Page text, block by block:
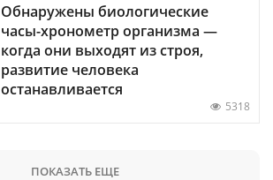
Обнаружены биологические
часы-хронометр организма —
когда они выходят из строя,
развитие человека
останавливается
5318
ПОКАЗАТЬ ЕЩЕ